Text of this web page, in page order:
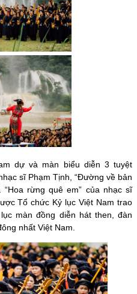
dự và màn biểu diễn 3 tuyệt
sĩ Phạm Tịnh, “Đường về bản
rừng quê em” của nhạc sĩ
Tổ chức Kỷ lục Việt Nam trao
màn đồng diễn hát then, đàn
nhất Việt Nam.